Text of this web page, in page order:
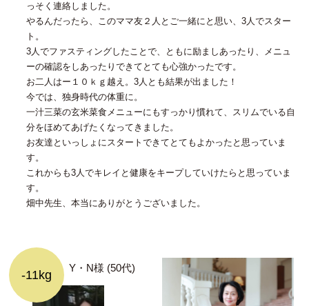
っそく連絡しました。
やるんだったら、このママ友２人とご一緒にと思い、3人でスター
ト。
3人でファスティングしたことで、ともに励ましあったり、メニュ
ーの確認をしあったりできてとても心強かったです。
お二人はー１０ｋｇ越え。3人とも結果が出ました！
今では、独身時代の体重に。
一汁三菜の玄米菜食メニューにもすっかり慣れて、スリムでいる自
分をほめてあげたくなってきました。
お友達といっしょにスタートできてとてもよかったと思っていま
す。
これからも3人でキレイと健康をキープしていけたらと思っていま
す。
畑中先生、本当にありがとうございました。
Y・N様 (50代)
-11kg